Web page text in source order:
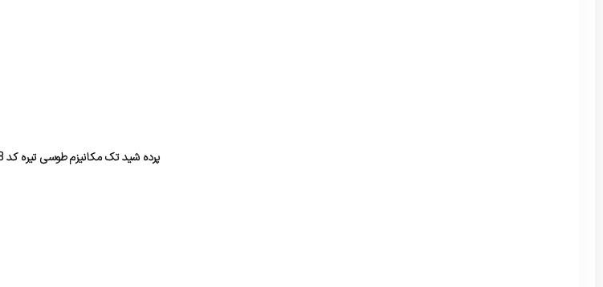
پرده شید تک مکانیزم طوسی تیره کد 113108